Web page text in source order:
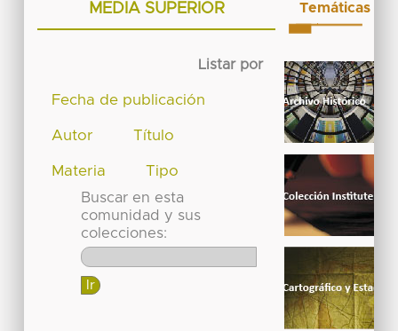
MEDIA SUPERIOR
Listar por
Fecha de publicación
Autor Título
Materia
Tipo
Buscar en esta
comunidad y sus
colecciones:
Temáticas